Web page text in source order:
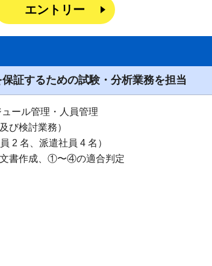
エントリー
証するための試験・分析業務を担当
ール管理・人員管理
び検討業務）
2 名、派遣社員 4 名）
書作成、①〜④の適合判定